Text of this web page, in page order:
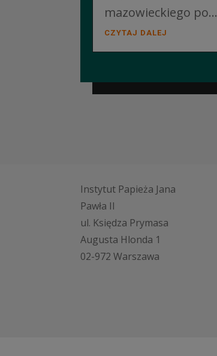
mazowieckiego po...
CZYTAJ DALEJ
Instytut Papieża Jana
Pawła II
ul. Księdza Prymasa
Augusta Hlonda 1
02-972 Warszawa